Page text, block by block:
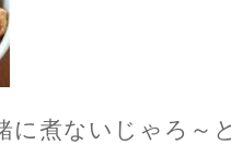
煮ないじゃろ～